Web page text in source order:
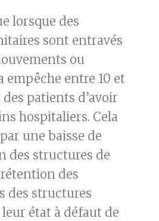
lorsque des
sont entravés
ou
empêche entre 10 et
patients d’avoir
hospitaliers. Cela
une baisse de
des structures de
des
des structures
état à défaut de